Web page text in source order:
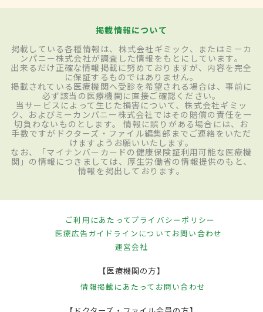
掲載情報について
掲載している各種情報は、株式会社ギミック、またはミーカ
ンパニー株式会社が調査した情報をもとにしています。
出来るだけ正確な情報掲載に努めておりますが、内容を完全
に保証するものではありません。
掲載されている医療機関へ受診を希望される場合は、事前に
必ず該当の医療機関に直接ご確認ください。
当サービスによって生じた損害について、株式会社ギミッ
ク、およびミーカンパニー株式会社ではその賠償の責任を一
切負わないものとします。 情報に誤りがある場合には、お
手数ですがドクターズ・ファイル編集部までご連絡をいただ
けますようお願いいたします。
なお、「マイナンバーカードの健康保険証利用可能な医療機
関」の情報につきましては、厚生労働省の情報提供のもと、
情報を掲出しております。
ご利用にあたってプライバシーポリシー
医療広告ガイドラインについてお問い合わせ
運営会社
【医療機関の方】
情報掲載にあたって お問い合わせ